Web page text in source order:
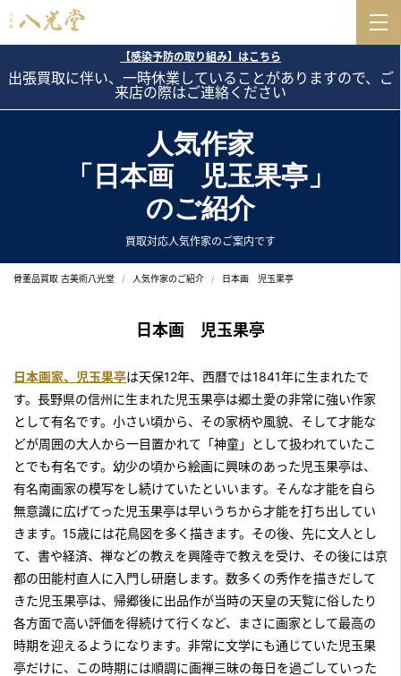
【感染予防の取り組み】はこちら
出張買取に伴い、一時休業していることがありますので、ご
来店の際はご連絡ください
人気作家
「日本画 児玉果亭」
のご紹介
買取対応人気作家のご案内です
骨董品買取 古美術八光堂 人気作家のご紹介 日本画 児玉果亭
日本画 児玉果亭
日本画家、児玉果亭は天保12年、西暦では1841年に生まれたで
す。長野県の信州に生まれた児玉果亭は郷土愛の非常に強い作家
として有名です。小さい頃から、その家柄や風貌、そして才能な
どが周囲の大人から一目置かれて「神童」として扱われていたこ
とでも有名です。幼少の頃から絵画に興味のあった児玉果亭は、
有名南画家の模写をし続けていたといいます。そんな才能を自ら
無意識に広げてった児玉果亭は早いうちから才能を打ち出してい
きます。15歳には花鳥図を多く描きます。その後、先に文人とし
て、書や経済、禅などの教えを興隆寺で教えを受け、その後には京
都の田能村直人に入門し研磨します。数多くの秀作を描きだして
きた児玉果亭は、帰郷後に出品作が当時の天皇の天覧に俗したり
各方面で高い評価を得続けて行くなど、まさに画家として最高の
時期を迎えるようになります。非常に文学にも通じていた児玉果
亭だけに、この時期には順調に画禅三昧の毎日を過ごしていった